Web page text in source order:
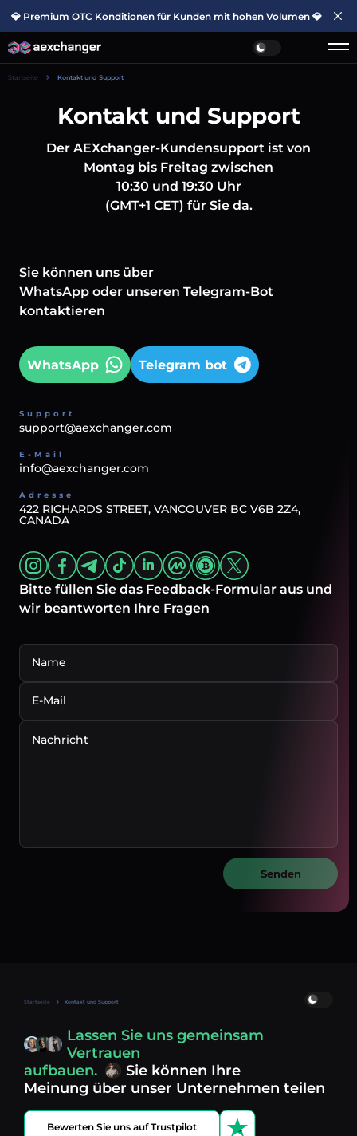
💎 Premium OTC Konditionen für Kunden mit hohen Volumen 💎
Startseite Kontakt und Support
Kontakt und Support
Der AEXchanger-Kundensupport ist von
Montag bis Freitag zwischen
10:30 und 19:30 Uhr
(GMT+1 CET) für Sie da.
Sie können uns über
WhatsApp oder unseren Telegram-Bot
kontaktieren
WhatsApp Telegram bot
Support
support@aexchanger.com
E-Mail
info@aexchanger.com
Adresse
422 RICHARDS STREET, VANCOUVER BC V6B 2Z4,
CANADA
Bitte füllen Sie das Feedback-Formular aus und
wir beantworten Ihre Fragen
Name
E-Mail
Nachricht
Senden
Startseite Kontakt und Support
Lassen Sie uns gemeinsam
Vertrauen
aufbauen.
Sie können Ihre
Meinung über unser Unternehmen teilen
Bewerten Sie uns auf Trustpilot